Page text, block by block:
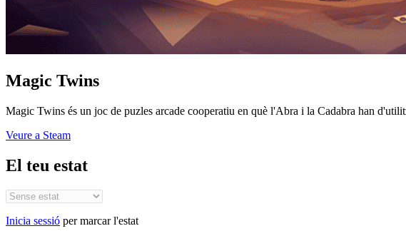
Magic Twins
Magic Twins és un joc de puzles arcade cooperatiu en què l'Abra i la Cadabra han
Veure a Steam
El teu estat
Inicia sessió per marcar l'estat